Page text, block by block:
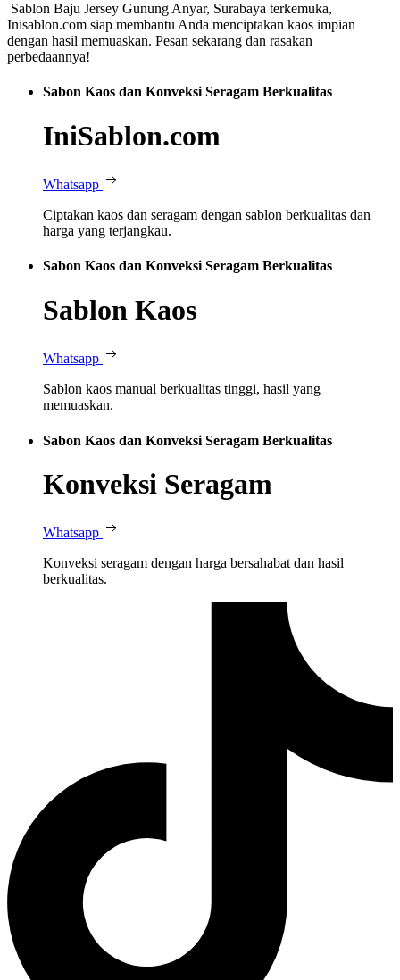
Sablon Baju Jersey Gunung Anyar, Surabaya terkemuka,
Inisablon.com siap membantu Anda menciptakan kaos impian
dengan hasil memuaskan. Pesan sekarang dan rasakan
perbedaannya!
Sabon Kaos dan Konveksi Seragam Berkualitas
IniSablon.com
Whatsapp
Ciptakan kaos dan seragam dengan sablon berkualitas dan
harga yang terjangkau.
Sabon Kaos dan Konveksi Seragam Berkualitas
Sablon Kaos
Whatsapp
Sablon kaos manual berkualitas tinggi, hasil yang
memuaskan.
Sabon Kaos dan Konveksi Seragam Berkualitas
Konveksi Seragam
Whatsapp
Konveksi seragam dengan harga bersahabat dan hasil
berkualitas.